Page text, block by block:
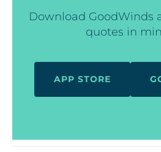
Download GoodWinds
quotes in
APP STORE